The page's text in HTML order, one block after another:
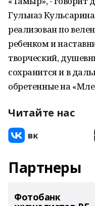
Гульназ
реализован по
ребенком и
творческий,
сохранится и в
обретенные на
Читайте нас
Партнеры
Фотобанк